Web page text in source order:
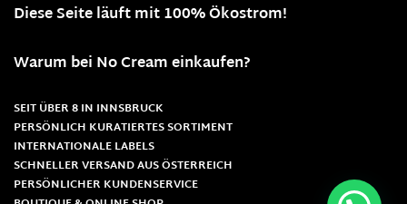
Diese Seite läuft mit 100% Ökostrom!
Warum bei No Cream einkaufen?
SEIT ÜBER 8 IN INNSBRUCK
PERSÖNLICH KURATIERTES SORTIMENT
INTERNATIONALE LABELS
SCHNELLER VERSAND AUS ÖSTERREICH
PERSÖNLICHER KUNDENSERVICE